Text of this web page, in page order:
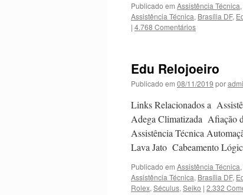
Publicado em Assistência Técnica,
Assistência Técnica, Brasília DF,
| 4.768 Comentários
Edu Relojoeiro
Publicado em 08/11/2019 por
Links Relacionados a
Adega Climatizada Afiação
Assistência Técnica
Lava Jato Cabeamento
Publicado em Assistência Técnica,
Assistência Técnica, Brasília DF,
Rolex, Séculus, Seiko | 2.332